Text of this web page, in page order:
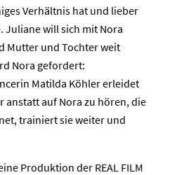
Verhältnis hat und lieber
Juliane will sich mit Nora
Mutter und Tochter weit
Nora gefordert:
Matilda Köhler erleidet
anstatt auf Nora zu hören, die
trainiert sie weiter und
Produktion der REAL FILM